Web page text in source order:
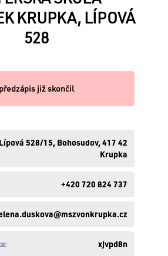
KRUPKA, LÍPOVÁ
528
předzápis již skončil
Lípová 528/15, Bohosudov, 417 42
Krupka
+420 720 824 737
xjvpd8n